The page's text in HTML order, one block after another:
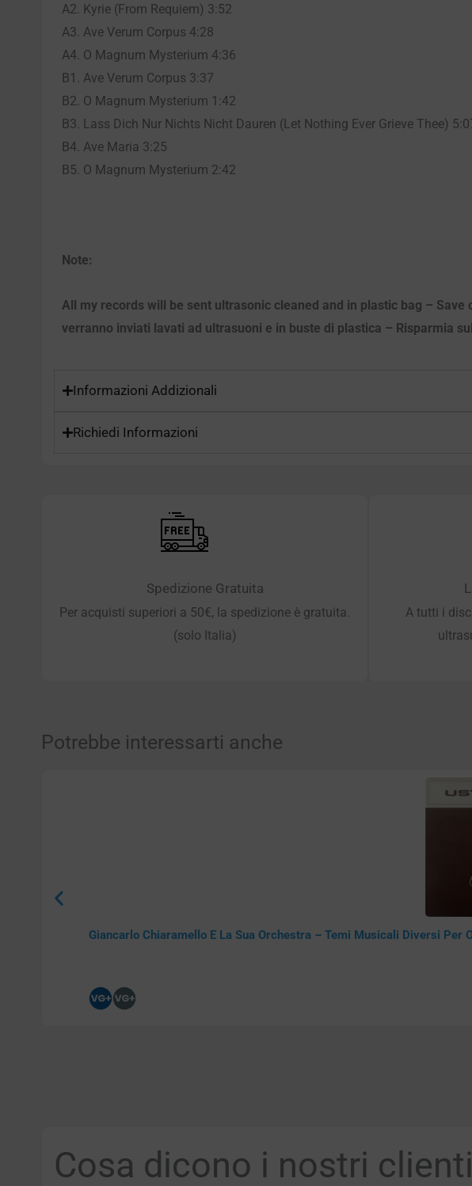
A2. Kyrie (From Requiem) 3:52
A3. Ave Verum Corpus 4:28
A4. O Magnum Mysterium 4:36
B1. Ave Verum Corpus 3:37
B2. O Magnum Mysterium 1:42
B3. Lass Dich Nur Nichts Nicht Dauren (Let Nothing Ever Grieve Thee)
B4. Ave Maria 3:25
B5. O Magnum Mysterium 2:42
Note:
All my records will be sent ultrasonic cleaned and in plastic bag –
verranno inviati lavati ad ultrasuoni e in buste di plastica – Risparmia
Informazioni Addizionali
Richiedi Informazioni
Spedizione Gratuita
Per acquisti superiori a 50€, la spedizione è gratuita.
(solo Italia)
A tutti i
Potrebbe interessarti anche
Giancarlo Chiaramello E La Sua Orchestra – Temi Musicali Diversi Per
Cosa dicono i nostri clienti